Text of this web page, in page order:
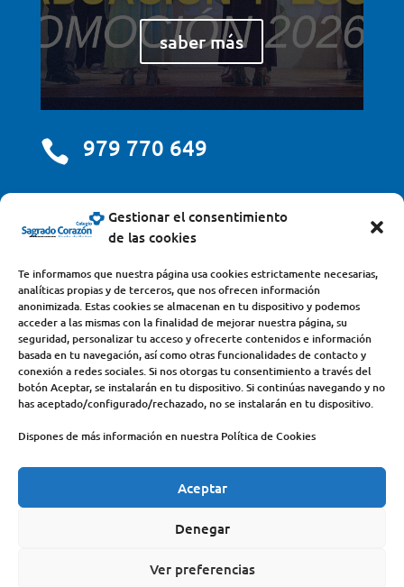
Gestionar el consentimiento
de las cookies
Te informamos que nuestra página usa cookies estrictamente necesarias,
analíticas propias y de terceros, que nos ofrecen información
anonimizada. Estas cookies se almacenan en tu dispositivo y podemos
acceder a las mismas con la finalidad de mejorar nuestra página, su
seguridad, personalizar tu acceso y ofrecerte contenidos e información
basada en tu navegación, así como otras funcionalidades de contacto y
conexión a redes sociales. Si nos otorgas tu consentimiento a través del
botón Aceptar, se instalarán en tu dispositivo. Si continúas navegando y no
has aceptado/configurado/rechazado, no se instalarán en tu dispositivo.
Dispones de más información en nuestra Política de Cookies
Aceptar
Denegar
Ver preferencias
saber más
 979 770 649
centro@scjdehon.com
Colegio y Seminario Sagrado Corazón
Avda. Castilla y León, s/n – 34200 – Venta de Baños
(Palencia) – Teléfono 979770649
COLEGIO DEHONIANOS
CANAL ÉTICO
ACCESO PROFESORES
ACTUALIDAD
POLÍTICA DE PRIVACIDAD